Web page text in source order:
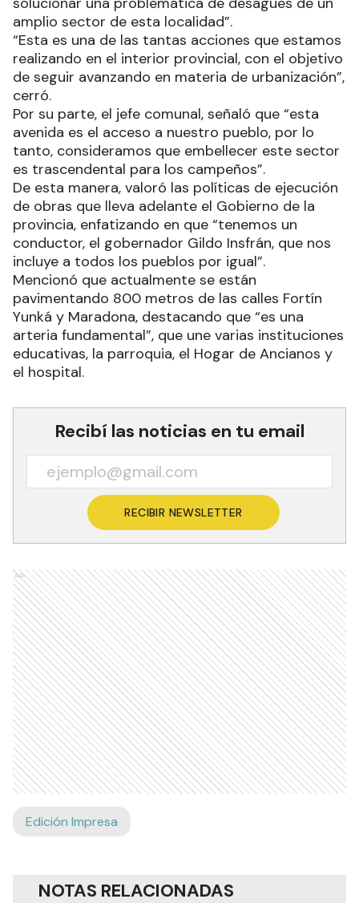
amplio sector de esta localidad”.
“Esta es una de las tantas acciones que estamos
realizando en el interior provincial, con el objetivo
de seguir avanzando en materia de urbanización”,
cerró.
Por su parte, el jefe comunal, señaló que “esta
avenida es el acceso a nuestro pueblo, por lo
tanto, consideramos que embellecer este sector
es trascendental para los campeños”.
De esta manera, valoró las políticas de ejecución
de obras que lleva adelante el Gobierno de la
provincia, enfatizando en que “tenemos un
conductor, el gobernador Gildo Insfrán, que nos
incluye a todos los pueblos por igual”.
Mencionó que actualmente se están
pavimentando 800 metros de las calles Fortín
Yunká y Maradona, destacando que “es una
arteria fundamental”, que une varias instituciones
educativas, la parroquia, el Hogar de Ancianos y
el hospital.
Recibí las noticias en tu email
RECIBIR NEWSLETTER
Ads
Edición Impresa
NOTAS RELACIONADAS